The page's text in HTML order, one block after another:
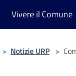
Vivere il Comune
> Notizie URP >